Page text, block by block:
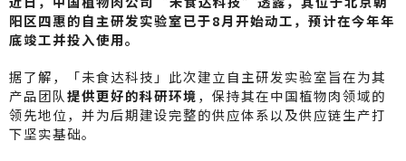
W
ei
b
o
h
a
t
l
阳区四惠的自主研发实验室已于8月开始动工，预计在今年年
底竣工并投入使用。
据了解，「未食达科技」此次建立自主研发实验室旨在为其
产品团队提供更好的科研环境，保持其在中国植物肉领域的
领先地位，并为后期建设完整的供应体系以及供应链生产打
下坚实基础。